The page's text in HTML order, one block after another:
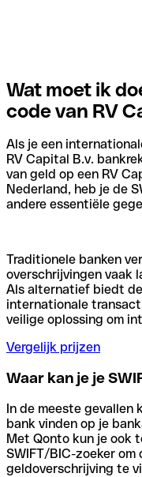
Wat moet ik
code van RV
Als je een
RV Capital B.v.
van geld op een RV
Nederland, heb je de
andere essentiële
Traditionele banken
overschrijvingen vaak
Als alternatief biedt
internationale
veilige oplossing om
Vergelijk prijzen
Waar kan je je
In de meeste gevallen
bank vinden op je
Met Qonto kun je ook
SWIFT/BIC-zoeker
geldoverschrijving te